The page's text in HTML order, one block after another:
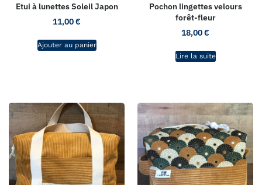
Etui à lunettes Soleil Japon
11,00€
Ajouter au panier
Pochon lingettes velours
forêt-fleur
18,00€
Lire la suite